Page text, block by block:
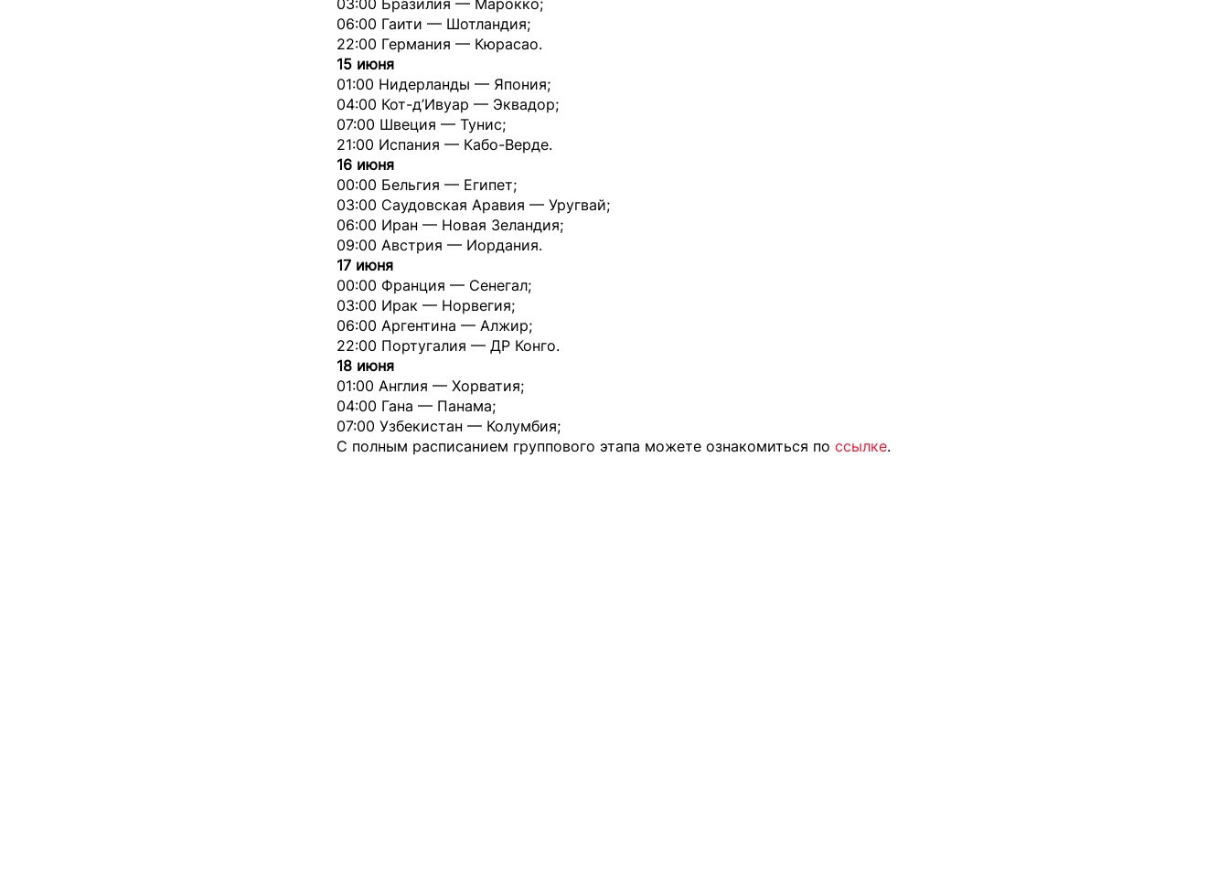
03:00 Бразилия — Марокко;
06:00 Гаити — Шотландия;
22:00 Германия — Кюрасао.
15 июня
01:00 Нидерланды — Япония;
04:00 Кот-д’Ивуар — Эквадор;
07:00 Швеция — Тунис;
21:00 Испания — Кабо-Верде.
16 июня
00:00 Бельгия — Египет;
03:00 Саудовская Аравия — Уругвай;
06:00 Иран — Новая Зеландия;
09:00 Австрия — Иордания.
17 июня
00:00 Франция — Сенегал;
03:00 Ирак — Норвегия;
06:00 Аргентина — Алжир;
22:00 Португалия — ДР Конго.
18 июня
01:00 Англия — Хорватия;
04:00 Гана — Панама;
07:00 Узбекистан — Колумбия;
С полным расписанием группового этапа можете ознакомиться по ссылке.